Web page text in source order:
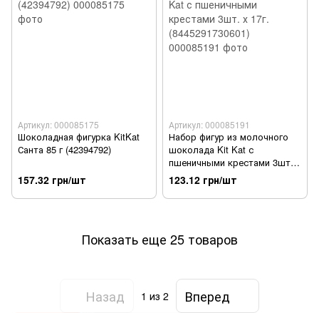
Артикул: 000085175
Шоколадная фигурка KitKat
Санта 85 г (42394792)
157.32 грн/шт
Артикул: 000085191
Набор фигур из молочного
шоколада Kit Kat с
пшеничными крестами 3шт. х
17г. (8445291730601)
123.12 грн/шт
Показать еще 25 товаров
Назад 1 из 2 Вперед